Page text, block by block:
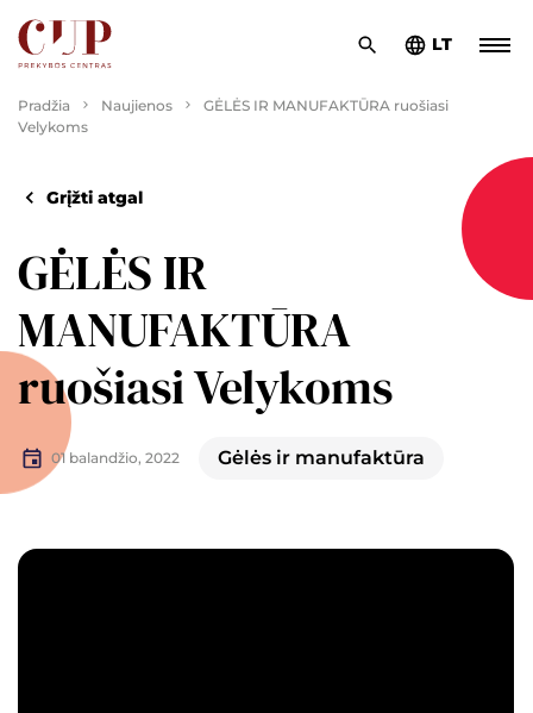
LT
Pradžia Naujienos
GĖLĖS IR MANUFAKTŪRA ruošiasi
Velykoms
Grįžti atgal
GĖLĖS IR
MANUFAKTŪRA
ruošiasi Velykoms
01 balandžio, 2022 Gėlės ir manufaktūra